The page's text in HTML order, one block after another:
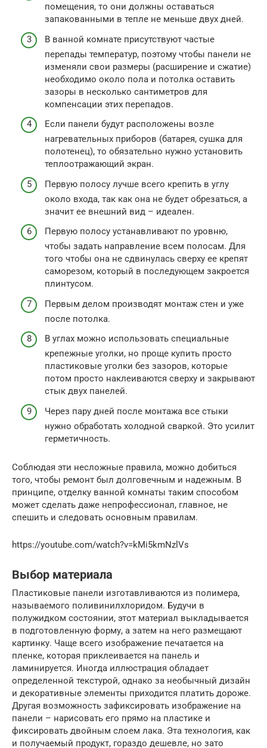
помещения, то они должны оставаться
запакованными в тепле не меньше двух дней.
В ванной комнате присутствуют частые
перепады температур, поэтому чтобы панели не
изменяли свои размеры (расширение и сжатие)
необходимо около пола и потолка оставить
зазоры в несколько сантиметров для
компенсации этих перепадов.
Если панели будут расположены возле
нагревательных приборов (батарея, сушка для
полотенец), то обязательно нужно установить
теплоотражающий экран.
Первую полосу лучше всего крепить в углу
около входа, так как она не будет обрезаться, а
значит ее внешний вид – идеален.
Первую полосу устанавливают по уровню,
чтобы задать направление всем полосам. Для
того чтобы она не сдвинулась сверху ее крепят
саморезом, который в последующем закроется
плинтусом.
Первым делом производят монтаж стен и уже
после потолка.
В углах можно использовать специальные
крепежные уголки, но проще купить просто
пластиковые уголки без зазоров, которые
потом просто наклеиваются сверху и закрывают
стык двух панелей.
Через пару дней после монтажа все стыки
нужно обработать холодной сваркой. Это усилит
герметичность.
Соблюдая эти несложные правила, можно добиться
того, чтобы ремонт был долговечным и надежным. В
принципе, отделку ванной комнаты таким способом
может сделать даже непрофессионал, главное, не
спешить и следовать основным правилам.
https://youtube.com/watch?v=kMi5kmNzlVs
Выбор материала
Пластиковые панели изготавливаются из полимера,
называемого поливинилхлоридом. Будучи в
полужидком состоянии, этот материал выкладывается
в подготовленную форму, а затем на него размещают
картинку. Чаще всего изображение печатается на
пленке, которая приклеивается на панель и
ламинируется. Иногда иллюстрация обладает
определенной текстурой, однако за необычный дизайн
и декоративные элементы приходится платить дороже.
Другая возможность зафиксировать изображение на
панели – нарисовать его прямо на пластике и
фиксировать двойным слоем лака. Эта технология, как
и получаемый продукт, гораздо дешевле, но зато